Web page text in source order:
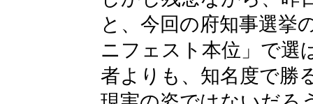
と、今回の府知事選挙
ニフェスト本位」で選
者よりも、知名度で勝